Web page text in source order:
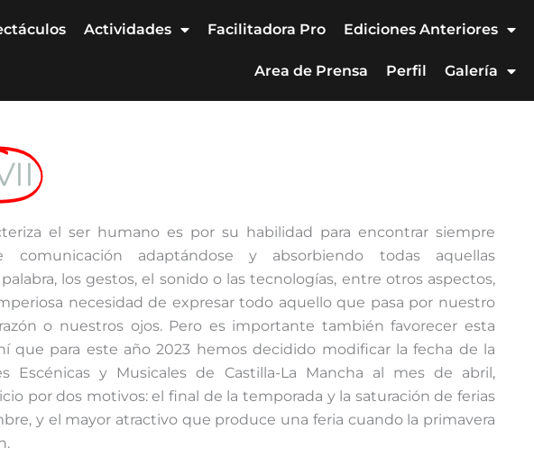
Actividades Facilitadora Pro Ediciones Anteriores
Area de Prensa Perfil Galería
el ser humano es por su habilidad para encontrar siempre
comunicación adaptándose y absorbiendo todas aquellas
los gestos, el sonido o las tecnologías, entre otros aspectos,
necesidad de expresar todo aquello que pasa por nuestro
o nuestros ojos. Pero es importante también favorecer esta
que para este año 2023 hemos decidido modificar la fecha de la
Escénicas y Musicales de Castilla-La Mancha al mes de abril,
por dos motivos: el final de la temporada y la saturación de ferias
y el mayor atractivo que produce una feria cuando la primavera